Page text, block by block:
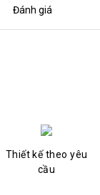
Đánh giá
Thiết kế theo yêu
cầu